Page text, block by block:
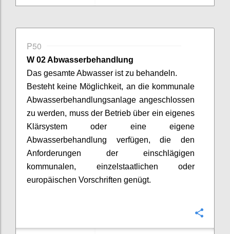
P50
W 02 Abwasserbehandlung
Das gesamte Abwasser ist zu behandeln.
Besteht keine Möglichkeit, an die kommunale
Abwasserbehandlungsanlage angeschlossen
zu werden, muss der Betrieb über ein eigenes
Klärsystem oder eine eigene
Abwasserbehandlung verfügen, die den
Anforderungen der einschlägigen
kommunalen, einzelstaatlichen oder
europäischen Vorschriften genügt.